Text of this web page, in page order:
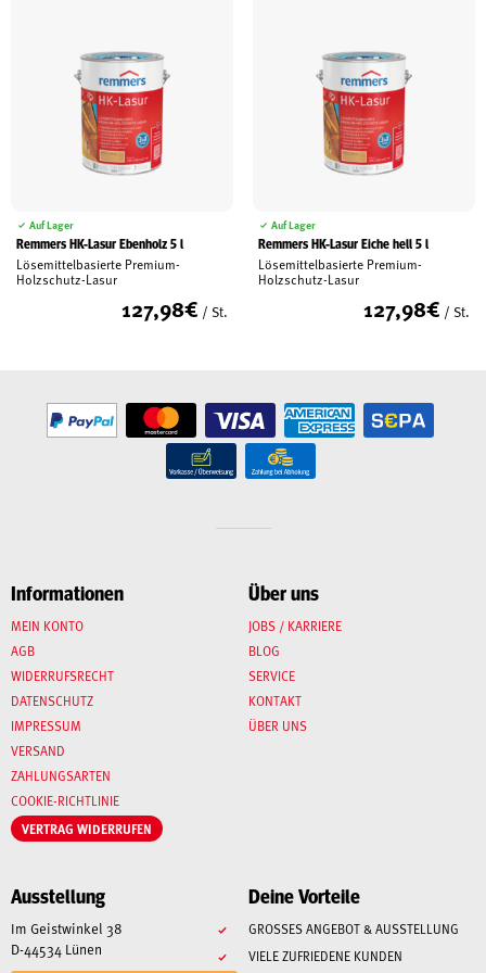
Auf Lager
Remmers HK-Lasur Ebenholz 5 l
Lösemittelbasierte Premium-
Holzschutz-Lasur
127,98€ / St.
Auf Lager
Remmers HK-Lasur Eiche hell 5 l
Lösemittelbasierte Premium-
Holzschutz-Lasur
127,98€ / St.
Informationen
MEIN KONTO
AGB
WIDERRUFSRECHT
DATENSCHUTZ
IMPRESSUM
VERSAND
ZAHLUNGSARTEN
COOKIE-RICHTLINIE
VERTRAG WIDERRUFEN
Über uns
JOBS / KARRIERE
BLOG
SERVICE
KONTAKT
ÜBER UNS
Ausstellung
Im Geistwinkel 38
D-44534 Lünen
Deine Vorteile
GROSSES ANGEBOT & AUSSTELLUNG
VIELE ZUFRIEDENE KUNDEN